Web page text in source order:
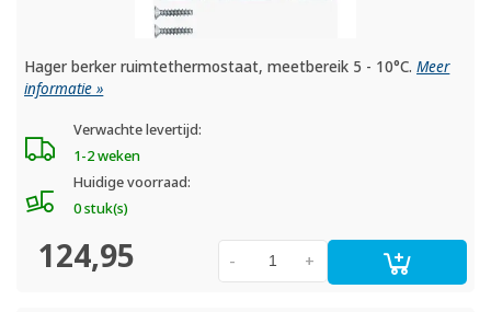
Hager berker ruimtethermostaat, meetbereik 5 - 10°C.Meer
informatie »
Verwachte levertijd:
1-2 weken
Huidige voorraad:
0 stuk(s)
124,95 +
-